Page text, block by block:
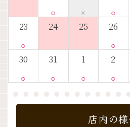
○ × ○
23
○
24 25 26
○
30
○
31
○
1
○
2
○
店内の